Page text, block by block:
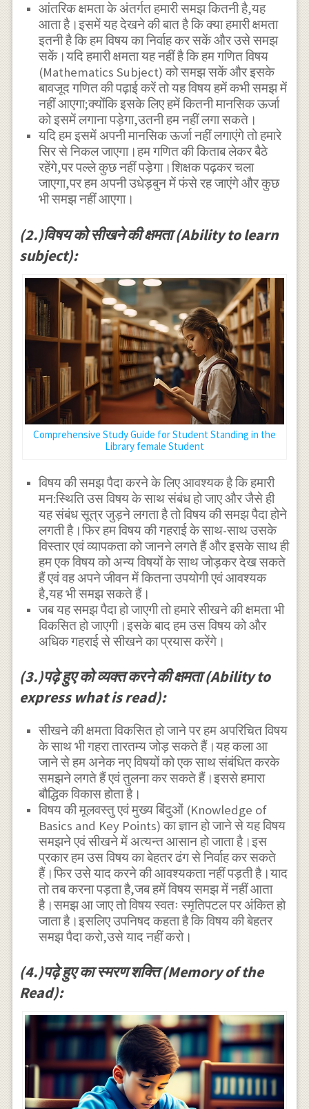
आंतरिक क्षमता के अंतर्गत हमारी समझ कितनी है,यह
आता है।इसमें यह देखने की बात है कि क्या हमारी क्षमता
इतनी है कि हम विषय का निर्वाह कर सकें और उसे समझ
सकें।यदि हमारी क्षमता यह नहीं है कि हम गणित विषय
(Mathematics Subject) को समझ सकें और इसके
बावजूद गणित की पढ़ाई करें तो यह विषय हमें कभी समझ में
नहीं आएगा;क्योंकि इसके लिए हमें कितनी मानसिक ऊर्जा
को इसमें लगाना पड़ेगा,उतनी हम नहीं लगा सकते।
यदि हम इसमें अपनी मानसिक ऊर्जा नहीं लगाएंगे तो हमारे
सिर से निकल जाएगा।हम गणित की किताब लेकर बैठे
रहेंगे,पर पल्ले कुछ नहीं पड़ेगा।शिक्षक पढ़कर चला
जाएगा,पर हम अपनी उधेड़बुन में फंसे रह जाएंगे और कुछ
भी समझ नहीं आएगा।
(2.)विषय को सीखने की क्षमता (Ability to learn
subject):
Comprehensive Study Guide for Student Standing in the
Library female Student
विषय की समझ पैदा करने के लिए आवश्यक है कि हमारी
मन:स्थिति उस विषय के साथ संबंध हो जाए और जैसे ही
यह संबंध सूत्र जुड़ने लगता है तो विषय की समझ पैदा होने
लगती है।फिर हम विषय की गहराई के साथ-साथ उसके
विस्तार एवं व्यापकता को जानने लगते हैं और इसके साथ ही
हम एक विषय को अन्य विषयों के साथ जोड़कर देख सकते
हैं एवं वह अपने जीवन में कितना उपयोगी एवं आवश्यक
है,यह भी समझ सकते हैं।
जब यह समझ पैदा हो जाएगी तो हमारे सीखने की क्षमता भी
विकसित हो जाएगी।इसके बाद हम उस विषय को और
अधिक गहराई से सीखने का प्रयास करेंगे।
(3.)पढ़े हुए को व्यक्त करने की क्षमता (Ability to
express what is read):
सीखने की क्षमता विकसित हो जाने पर हम अपरिचित विषय
के साथ भी गहरा तारतम्य जोड़ सकते हैं।यह कला आ
जाने से हम अनेक नए विषयों को एक साथ संबंधित करके
समझने लगते हैं एवं तुलना कर सकते हैं।इससे हमारा
बौद्धिक विकास होता है।
विषय की मूलवस्तु एवं मुख्य बिंदुओं (Knowledge of
Basics and Key Points) का ज्ञान हो जाने से यह विषय
समझने एवं सीखने में अत्यन्त आसान हो जाता है।इस
प्रकार हम उस विषय का बेहतर ढंग से निर्वाह कर सकते
हैं।फिर उसे याद करने की आवश्यकता नहीं पड़ती है।याद
तो तब करना पड़ता है,जब हमें विषय समझ में नहीं आता
है।समझ आ जाए तो विषय स्वतः स्मृतिपटल पर अंकित हो
जाता है।इसलिए उपनिषद कहता है कि विषय की बेहतर
समझ पैदा करो,उसे याद नहीं करो।
(4.)पढ़े हुए का स्मरण शक्ति (Memory of the
Read):